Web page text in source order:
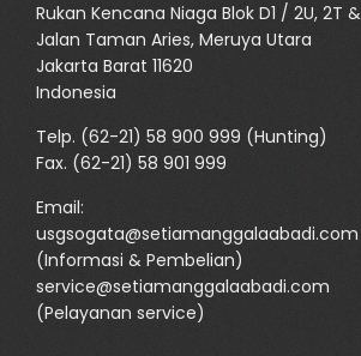
Rukan Kencana Niaga Blok D1 / 2U, 2T
Jalan Taman Aries, Meruya Utara
Jakarta Barat 11620
Indonesia
Telp. (62-21) 58 900 999 (Hunting)
Fax. (62-21) 58 901 999
Email:
usgsogata@setiamanggalaabadi.com
(Informasi & Pembelian)
service@setiamanggalaabadi.com
(Pelayanan service)